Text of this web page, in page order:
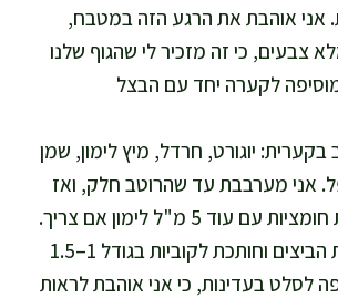
אני אוהבת את הרגע הזה במטבח,
צבעים, כי זה מזכיר לי שהגוף שלנו
מוסיפה לקערה יחד עם הבצל
בקערית: יוגורט, חרדל, מיץ לימון, שמן
אני מערבבת עד שהרוטב חלק, ואז
עוד 5 מ"ל לימון אם צריך.
אני מקלפת את הביצים וחותכת לקוביות בגודל 1–1.5
לסלט בעדינות, כי אני אוהבת לראות